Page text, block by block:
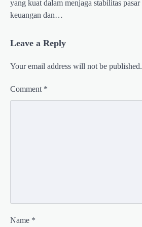
yang kuat dalam menjaga stabilitas pasar
keuangan dan…
Leave a Reply
Your email address will not be published.
Comment *
Name *